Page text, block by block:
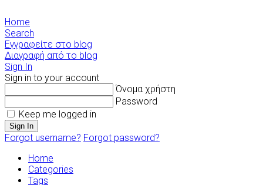
Home
Search
Εγγραφείτε στο blog
Διαγραφή από το blog
Sign In
Sign in to your account
Όνομα χρήστη
Password
Keep me logged in
Sign In
Forgot username? Forgot password?
Home
Categories
Tags